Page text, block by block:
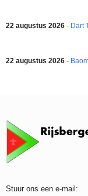
22 augustus 2026 - Dart
22 augustus 2026 -
Stuur ons een e-mail: